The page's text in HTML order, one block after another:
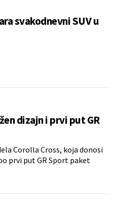
svakodnevni SUV u
dizajn i prvi put GR
Corolla Cross, koja donosi
prvi put GR Sport paket